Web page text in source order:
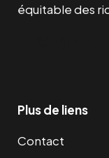
équitable des
Plus de liens
Contact